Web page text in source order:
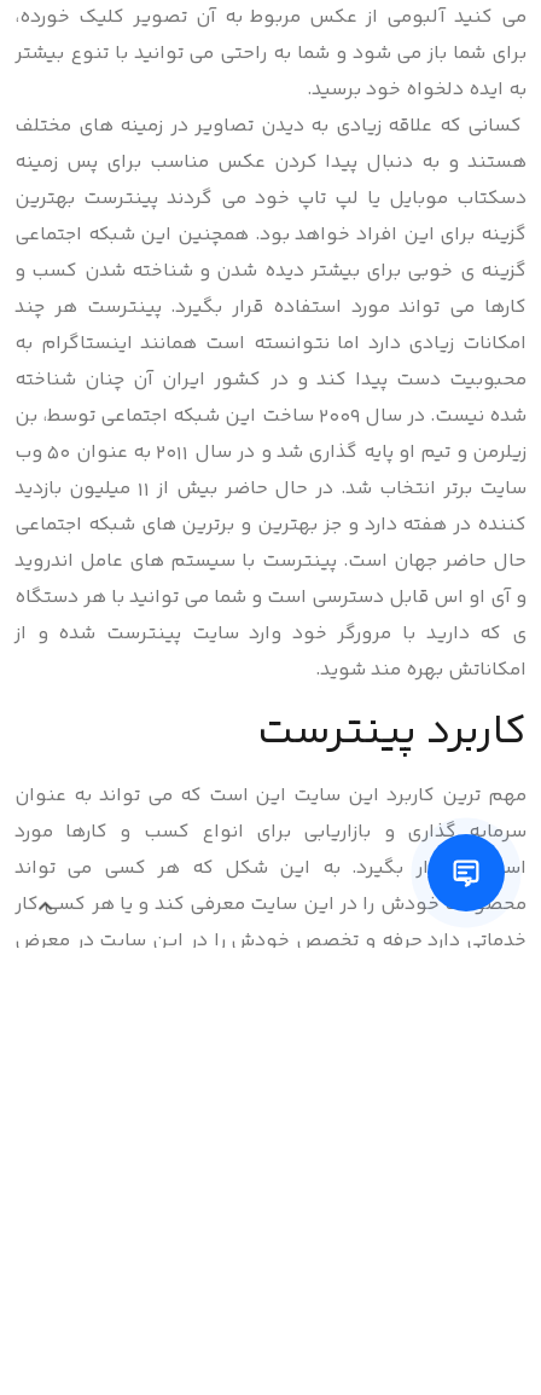
می کنید آلبومی از عکس مربوط به آن تصویر کلیک خورده،
برای شما باز می شود و شما به راحتی می توانید با تنوع بیشتر
به ایده دلخواه خود برسید.
کسانی که علاقه زیادی به دیدن تصاویر در زمینه های مختلف
هستند و به دنبال پیدا کردن عکس مناسب برای پس زمینه
دسکتاب موبایل یا لپ تاپ خود می گردند پینترست بهترین
گزینه برای این افراد خواهد بود. همچنین این شبکه اجتماعی
گزینه ی خوبی برای بیشتر دیده شدن و شناخته شدن کسب و
کارها می تواند مورد استفاده قرار بگیرد. پینترست هر چند
امکانات زیادی دارد اما نتوانسته است همانند اینستاگرام به
محبوبیت دست پیدا کند و در کشور ایران آن چنان شناخته
شده نیست. در سال 2009 ساخت این شبکه اجتماعی توسط، بن
زیلرمن و تیم او پایه گذاری شد و در سال 2011 به عنوان 50 وب
سایت برتر انتخاب شد. در حال حاضر بیش از 11 میلیون بازدید
کننده در هفته دارد و جز بهترین و برترین های شبکه اجتماعی
حال حاضر جهان است. پینترست با سیستم های عامل اندروید
و آی او اس قابل دسترسی است و شما می توانید با هر دستگاه
ی که دارید با مرورگر خود وارد سایت پینترست شده و از
امکاناتش بهره مند شوید.
کاربرد پینترست
مهم ترین کاربرد این سایت این است که می تواند به عنوان
سرمایه گذاری و بازاریابی برای انواع کسب و کارها مورد
استقاده قرار بگیرد. به این شکل که هر کسی می تواند
محصولات خودش را در این سایت معرفی کند و یا هر کسی کار
خدماتی دارد حرفه و تخصص خودش را در این سایت در معرض